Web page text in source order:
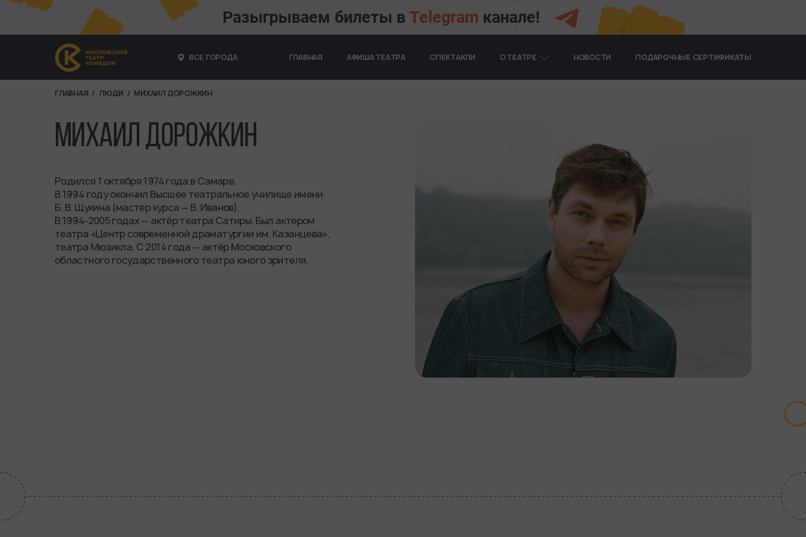
Разыгрываем билеты в Telegram канале!
ВСЕ ГОРОДА ОСНОВНАЯ НАВИГАЦИЯ
ГЛАВНАЯ АФИША ТЕАТРА СПЕКТАКЛИ О ТЕАТРЕ НОВОСТИ ПОДАРОЧНЫЕ СЕРТИФИКАТЫ
СТРОКА НАВИГАЦИИ
ГЛАВНАЯ ЛЮДИ МИХАИЛ ДОРОЖКИН
МИХАИЛ ДОРОЖКИН
Родился 1 октября 1974 года в Самаре.
В 1994 году окончил Высшее театральное училище имени
Б. В. Щукина (мастер курса — В. Иванов).
В 1994-2005 годах — актёр театра Сатиры. Был актером
театра «Центр современной драматургии им. Казанцева»,
театра Мюзикла. С 2014 года — актёр Московского
областного государственного театра юного зрителя.